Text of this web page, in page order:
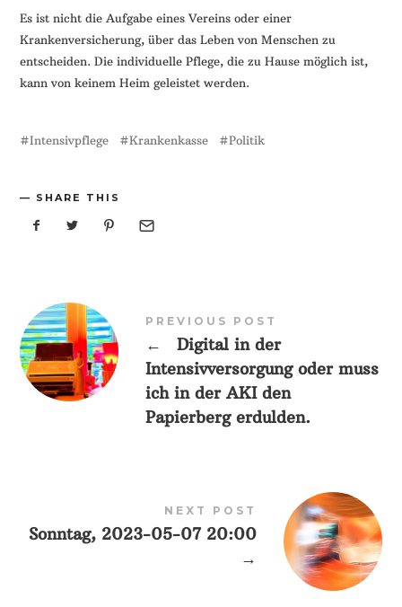
Es ist nicht die Aufgabe eines Vereins oder einer
Krankenversicherung, über das Leben von Menschen zu
entscheiden. Die individuelle Pflege, die zu Hause möglich ist,
kann von keinem Heim geleistet werden.
Intensivpflege Krankenkasse Politik
SHARE THIS
PREVIOUS POST
←
Digital in der
Intensivversorgung oder muss
ich in der AKI den
Papierberg erdulden.
NEXT POST
Sonntag, 2023-05-07 20:00
→